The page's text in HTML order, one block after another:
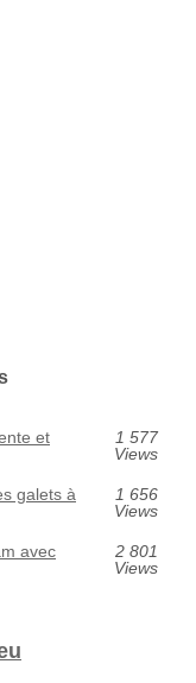
et
1 577
Views
galets à
1 656
Views
avec
2 801
Views